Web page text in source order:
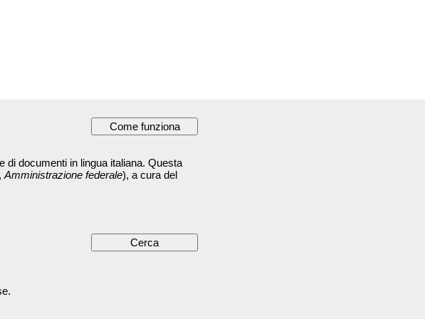
di documenti in lingua italiana. Questa
Amministrazione federale), a cura del